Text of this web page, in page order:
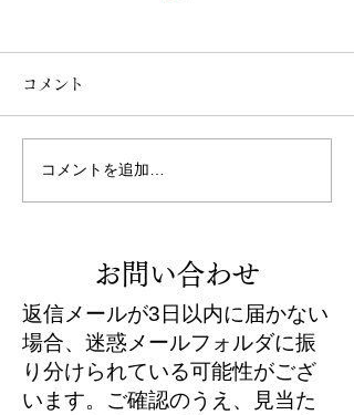
ました。 放送日程が決まった
のでお知らせします。 ５月１
BS朝日 で放送致します。
番組HP https://www.bs-
畑が映っておりますので ご覧
いただければ幸いです。
コメント
コメントを追加…
お問い合わせ
返信メールが3日以内に届かない
場合、迷惑メールフォルダに振
り分けられている可能性がござ
います。ご確認のうえ、見当た